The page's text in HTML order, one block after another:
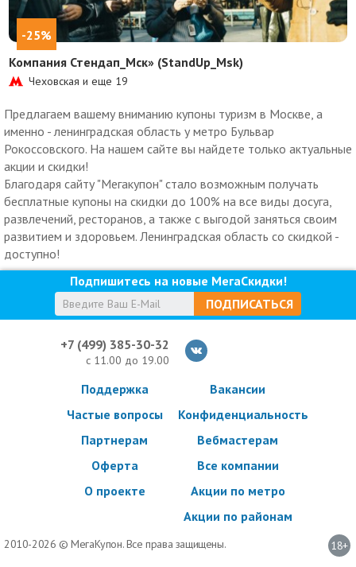
-25%
Компания Стендап_Мск» (StandUp_Msk)
Чеховская и еще 19
Предлагаем вашему вниманию купоны туризм в Москве, а
именно - ленинградская область у метро Бульвар
Рокоссовского. На нашем сайте вы найдете только актуальные
акции и скидки!
Благодаря сайту "Мегакупон" стало возможным получать
бесплатные купоны на скидки до 100% на все виды досуга,
развлечений, ресторанов, а также с выгодой заняться своим
развитием и здоровьем. Ленинградская область со скидкой -
доступно!
Подпишитесь на новые МегаСкидки!
ПОДПИСАТЬСЯ
+7 (499) 385-30-32
с 11.00 до 19.00
Поддержка
Частые вопросы
Партнерам
Оферта
О проекте
Вакансии
Конфиденциальность
Вебмастерам
Все компании
Акции по метро
Акции по районам
2010-2026 © МегаКупон. Все права защищены. 18+